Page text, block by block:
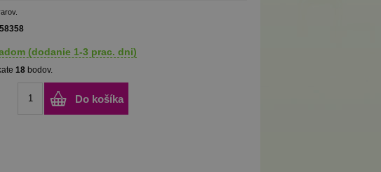
(dodanie 1-3 prac. dni)
18 bodov.
Do košíka